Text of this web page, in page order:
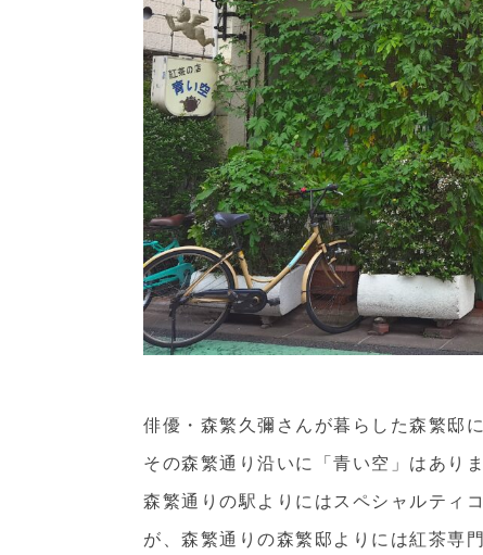
俳優・森繁久彌さんが暮らした森繁邸
その森繁通り沿いに「青い空」はありま
森繁通りの駅よりにはスペシャルティ
が、森繁通りの森繁邸よりには紅茶専